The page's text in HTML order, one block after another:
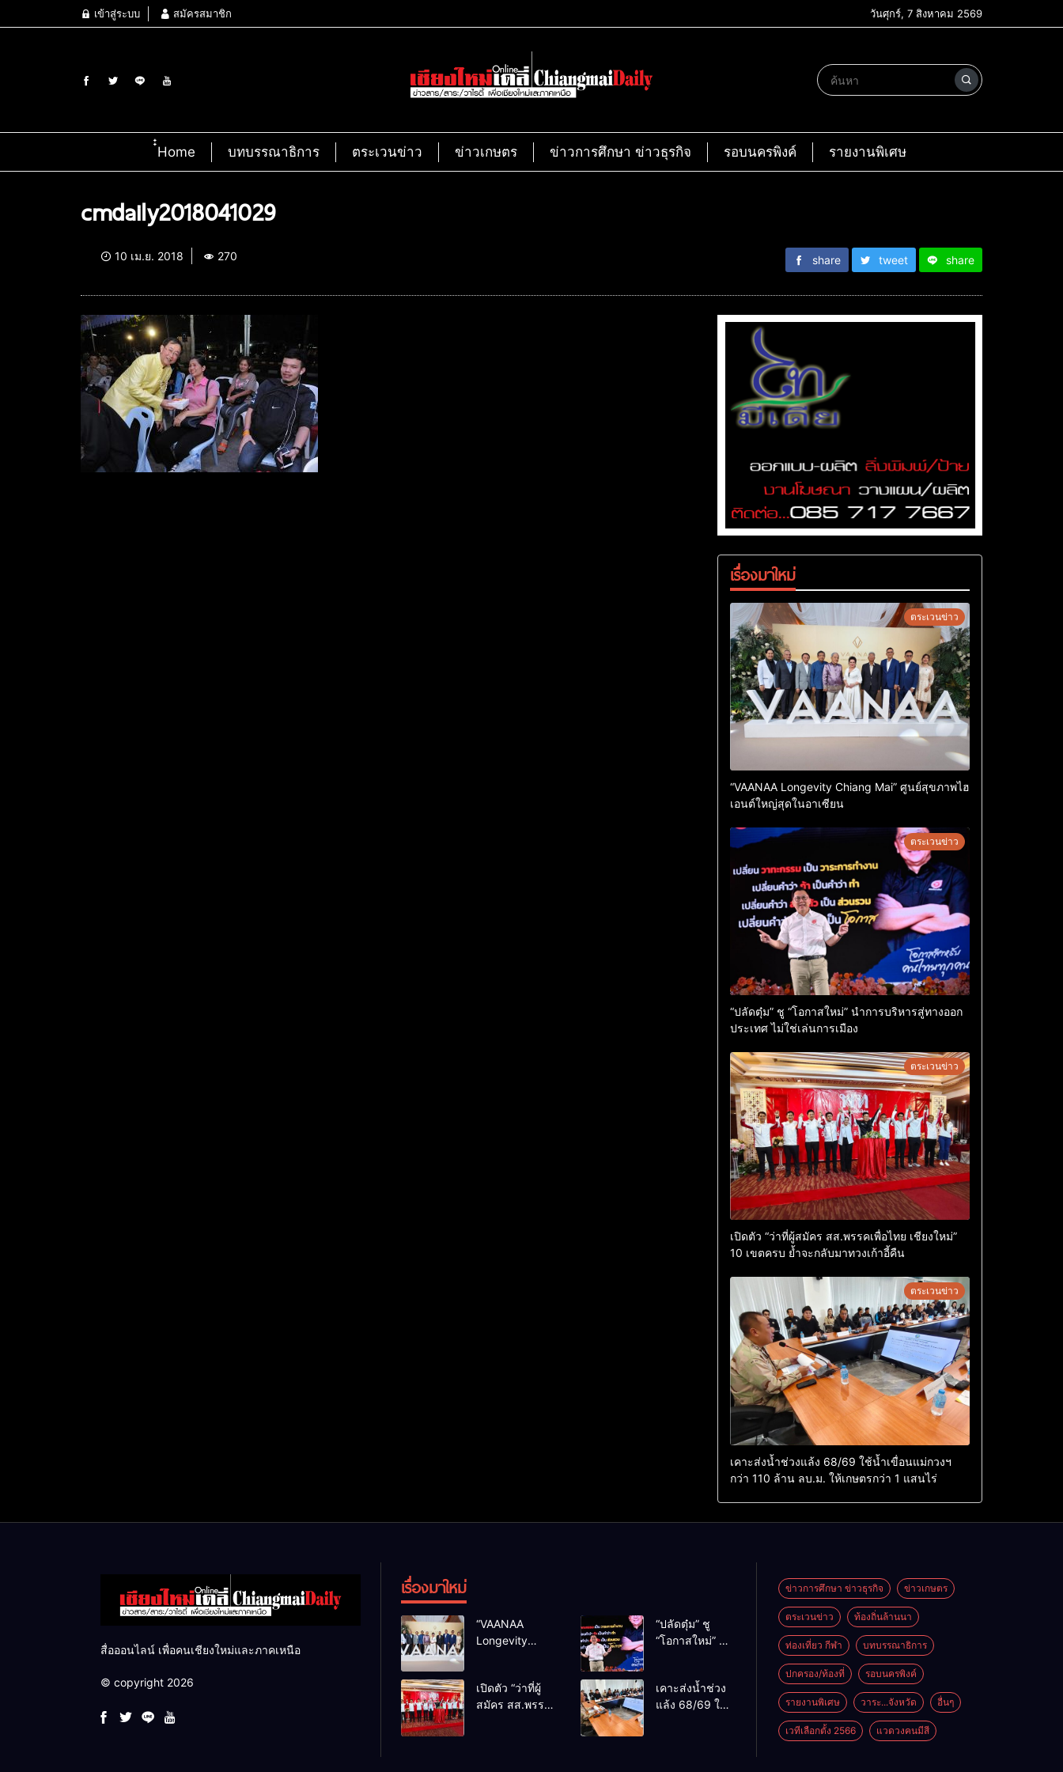
เข้าสู่ระบบ สมัครสมาชิก วันศุกร์, 7 สิงหาคม 2569
๋๋Home บทบรรณาธิการ ตระเวนข่าว ข่าวเกษตร ข่าวการศึกษา ข่าวธุรกิจ รอบนครพิงค์ รายงานพิเศษ
cmdaily2018041029
10 เม.ย. 2018 270 share tweet share
เรื่องมาใหม่
ตระเวนข่าว
“VAANAA Longevity Chiang Mai” ศูนย์สุขภาพไฮ
เอนต์ใหญ่สุดในอาเซียน
ตระเวนข่าว
“ปลัดตุ๋ม” ชู “โอกาสใหม่” นำการบริหารสู่ทางออก
ประเทศ ไม่ใช่เล่นการเมือง
ตระเวนข่าว
เปิดตัว “ว่าที่ผู้สมัคร สส.พรรคเพื่อไทย เชียงใหม่”
10 เขตครบ ย้ำจะกลับมาทวงเก้าอี้คืน
ตระเวนข่าว
เคาะส่งน้ำช่วงแล้ง 68/69 ใช้น้ำเขื่อนแม่กวงฯ
กว่า 110 ล้าน ลบ.ม. ให้เกษตรกว่า 1 แสนไร่
สื่อออนไลน์ เพื่อคนเชียงใหม่และภาคเหนือ
© copyright 2026
เรื่องมาใหม่
“VAANAA
Longevity
เอนต์ใหญ่สุดใน
อาเซียน
“ปลัดตุ๋ม” ชู
“โอกาสใหม่” นำ
ไม่ใช่เล่น
การเมือง
เปิดตัว “ว่าที่ผู้
สมัคร สส.พรรค
เคาะส่งน้ำช่วง
แล้ง 68/69 ใช้
ข่าวการศึกษา ข่าวธุรกิจ ข่าวเกษตร
ตระเวนข่าว ท้องถิ่นล้านนา
ท่องเที่ยว กีฬา บทบรรณาธิการ
ปกครอง/ท้องที่ รอบนครพิงค์
รายงานพิเศษ วาระ...จังหวัด อื่นๆ
เวทีเลือกตั้ง 2566 แวดวงคนมีสี